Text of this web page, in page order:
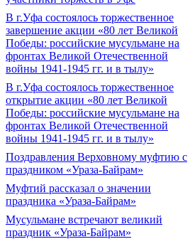
В г.Уфа состоялось торжественное
завершение акции «80 лет Великой
Победы: российские мусульмане на
фронтах Великой Отечественной
войны 1941-1945 гг. и в тылу»
В г.Уфа состоялось торжественное
открытие акции «80 лет Великой
Победы: российские мусульмане на
фронтах Великой Отечественной
войны 1941-1945 гг. и в тылу»
Поздравления Верховному муфтию с
праздником «Ураза-Байрам»
Муфтий рассказал о значении
праздника «Ураза-Байрам»
Мусульмане встречают великий
праздник «Ураза-Байрам»